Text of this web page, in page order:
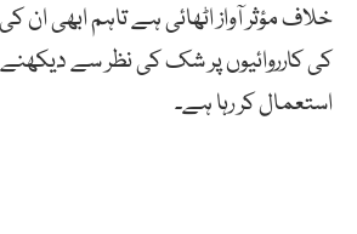
خلاف مؤثر آواز اٹھائی ہے تاہم ابھی
کی کارروائیوں پر شک کی نظر سے
استعمال کر رہا ہے۔